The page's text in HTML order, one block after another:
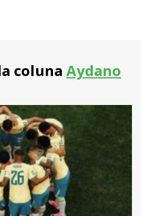
coluna Aydano